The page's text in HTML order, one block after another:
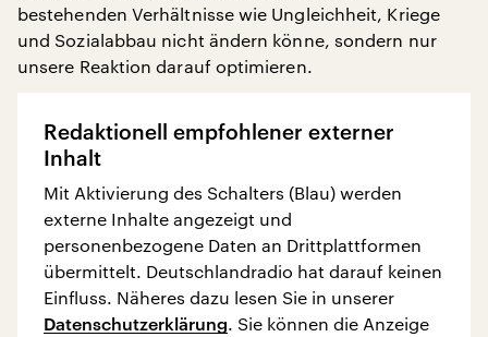
bestehenden Verhältnisse wie Ungleichheit, Kriege
und Sozialabbau nicht ändern könne, sondern nur
unsere Reaktion darauf optimieren.
Redaktionell empfohlener externer
Inhalt
Mit Aktivierung des Schalters (Blau) werden
externe Inhalte angezeigt und
personenbezogene Daten an Drittplattformen
übermittelt. Deutschlandradio hat darauf keinen
Einfluss. Näheres dazu lesen Sie in unserer
Datenschutzerklärung. Sie können die Anzeige